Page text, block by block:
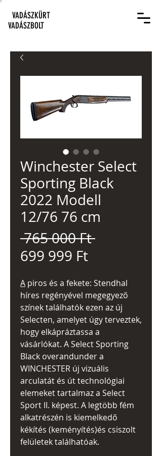
VADÁSZKÜRT
VADÁSZBOLT
Winchester Select
Sporting Black
2022 Modell
12/76 76 cm
765 000 Ft Szokásos
699 999 FtAkciós
A piros és a fekete: Stendhal
híres regényével megegyező
színek találhatók ezen az új
Selecten, amelyet úgy terveztek,
hogy elkápráztassa a
vásárlókat. A Select Sporting
Black overandunder a
WINCHESTER új vizuális
arculatát és út technológiai
elemeket tartalmaz a Select
Sport II. képest. A legtöbb fém
alkatrészén is kiemelkedő
kékítés (keményítés)és csiszolt
felületek találhatóak.